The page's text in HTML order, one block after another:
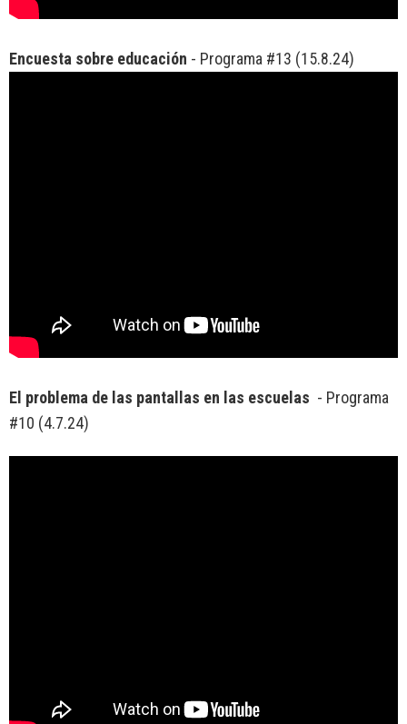
Encuesta sobre educación - Programa #13 (15.8.24)
El problema de las pantallas en las escuelas - Programa
#10 (4.7.24)